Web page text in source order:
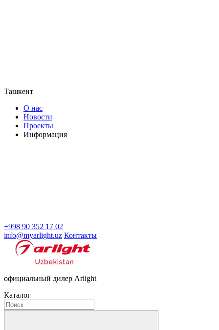
Ташкент
О нас
Новости
Проекты
Информация
+998 90 352 17 02
info@myarlight.uz Контакты
официальный дилер Arlight
Каталог